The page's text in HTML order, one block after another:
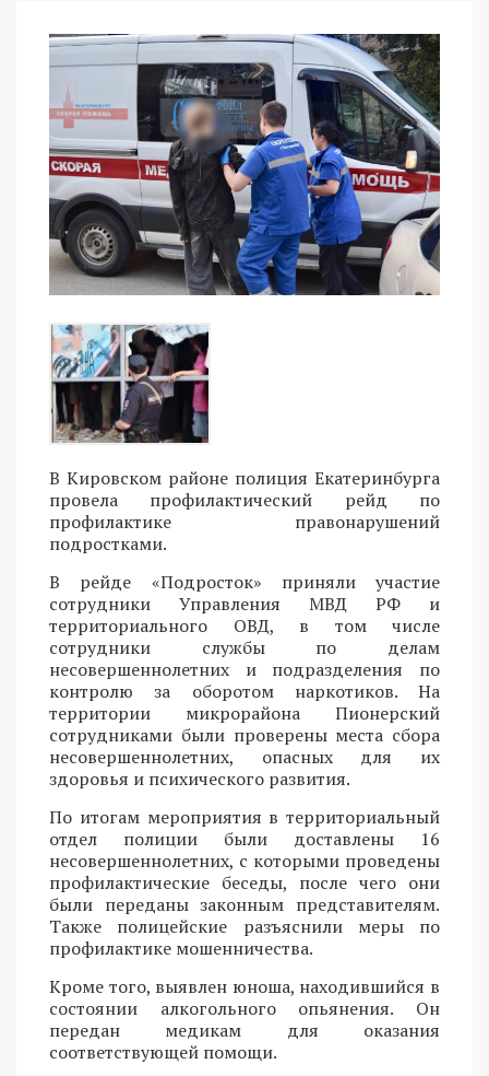
В Кировском районе полиция Екатеринбурга
провела профилактический рейд по
профилактике правонарушений
подростками.
В рейде «Подросток» приняли участие
сотрудники Управления МВД РФ и
территориального ОВД, в том числе
сотрудники службы по делам
несовершеннолетних и подразделения по
контролю за оборотом наркотиков. На
территории микрорайона Пионерский
сотрудниками были проверены места сбора
несовершеннолетних, опасных для их
здоровья и психического развития.
По итогам мероприятия в территориальный
отдел полиции были доставлены 16
несовершеннолетних, с которыми проведены
профилактические беседы, после чего они
были переданы законным представителям.
Также полицейские разъяснили меры по
профилактике мошенничества.
Кроме того, выявлен юноша, находившийся в
состоянии алкогольного опьянения. Он
передан медикам для оказания
соответствующей помощи.